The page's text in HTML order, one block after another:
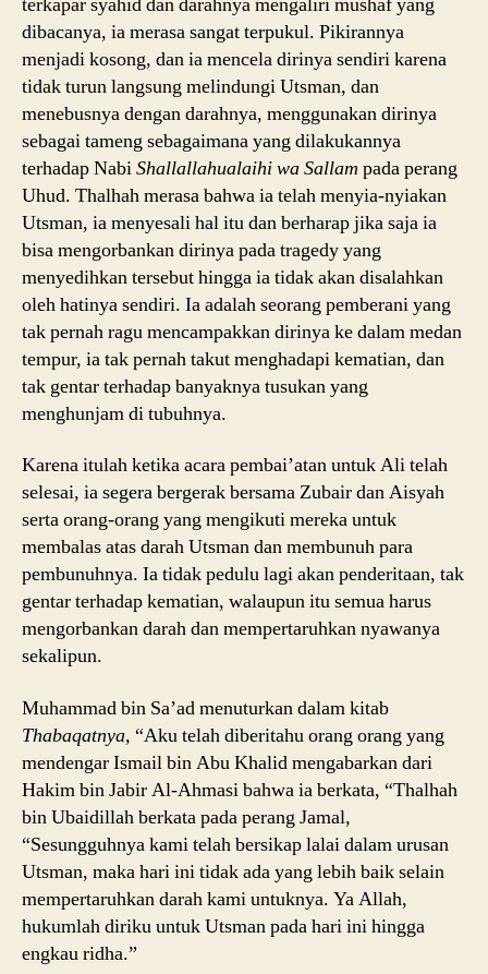
dibacanya, ia merasa sangat terpukul. Pikirannya
menjadi kosong, dan ia mencela dirinya sendiri karena
tidak turun langsung melindungi Utsman, dan
menebusnya dengan darahnya, menggunakan dirinya
sebagai tameng sebagaimana yang dilakukannya
terhadap NabiShallallahualaihi wa Sallam pada perang
Uhud. Thalhah merasa bahwa ia telah menyia-nyiakan
Utsman, ia menyesali hal itu dan berharap jika saja ia
bisa mengorbankan dirinya pada tragedy yang
menyedihkan tersebut hingga ia tidak akan disalahkan
oleh hatinya sendiri. Ia adalah seorang pemberani yang
tak pernah ragu mencampakkan dirinya ke dalam medan
tempur, ia tak pernah takut menghadapi kematian, dan
tak gentar terhadap banyaknya tusukan yang
menghunjam di tubuhnya.
Karena itulah ketika acara pembai’atan untuk Ali telah
selesai, ia segera bergerak bersama Zubair dan Aisyah
serta orang-orang yang mengikuti mereka untuk
membalas atas darah Utsman dan membunuh para
pembunuhnya. Ia tidak pedulu lagi akan penderitaan, tak
gentar terhadap kematian, walaupun itu semua harus
mengorbankan darah dan mempertaruhkan nyawanya
sekalipun.
Muhammad bin Sa’ad menuturkan dalam kitab
Thabaqatnya, “Aku telah diberitahu orang orang yang
mendengar Ismail bin Abu Khalid mengabarkan dari
Hakim bin Jabir Al-Ahmasi bahwa ia berkata, “Thalhah
bin Ubaidillah berkata pada perang Jamal,
“Sesungguhnya kami telah bersikap lalai dalam urusan
Utsman, maka hari ini tidak ada yang lebih baik selain
mempertaruhkan darah kami untuknya. Ya Allah,
hukumlah diriku untuk Utsman pada hari ini hingga
engkau ridha.”